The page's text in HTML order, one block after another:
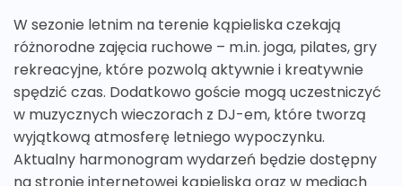
W sezonie letnim na terenie kąpieliska czekają
różnorodne zajęcia ruchowe – m.in. joga, pilates, gry
rekreacyjne, które pozwolą aktywnie i kreatywnie
spędzić czas. Dodatkowo goście mogą uczestniczyć
w muzycznych wieczorach z DJ-em, które tworzą
wyjątkową atmosferę letniego wypoczynku.
Aktualny harmonogram wydarzeń będzie dostępny